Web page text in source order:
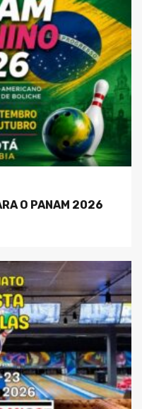
O PANAM 2026